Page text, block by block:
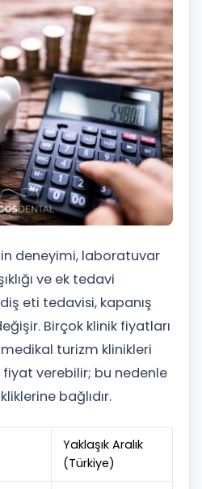
deneyimi, laboratuvar
ve ek tedavi
eti tedavisi, kapanış
Birçok klinik fiyatları
turizm klinikleri
fiyat verebilir; bu nedenle
bağlıdır.
Yaklaşık Aralık
(Türkiye)